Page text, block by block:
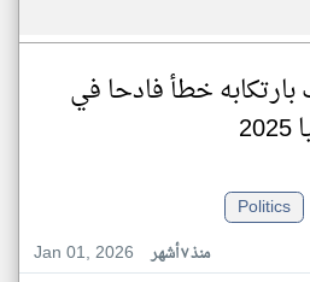
خطأ فادحا في
Politics
Jan 01, 2026
منذ ٧ أشهر